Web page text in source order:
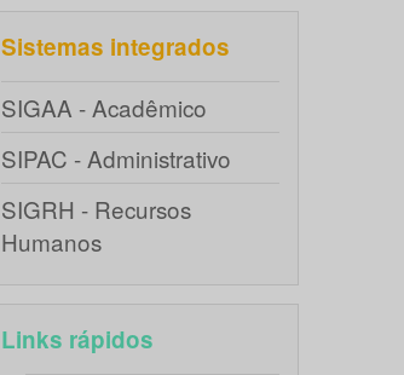
Sistemas integrados
SIGAA - Acadêmico
SIPAC - Administrativo
SIGRH - Recursos
Humanos
Links rápidos